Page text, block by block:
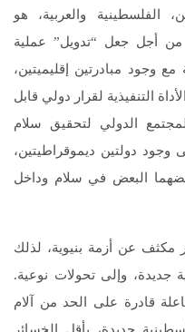
الفلسطينية والعربية، هو
من أجل جعل “تدويل” عملية
وجود مبادرتين إقليميتين،
التنفيذية لقرار دولي قابل
الدولي لتحقيق سلام
دولتين ديموقراطيتين،
البعض في سلام وداخل
مكثف عن أزمة بنيوية، لذلك
جديدة، وإلى تحولات نوعية.
قادرة على الحد من آلام
جديدة، بأقل الخسائر